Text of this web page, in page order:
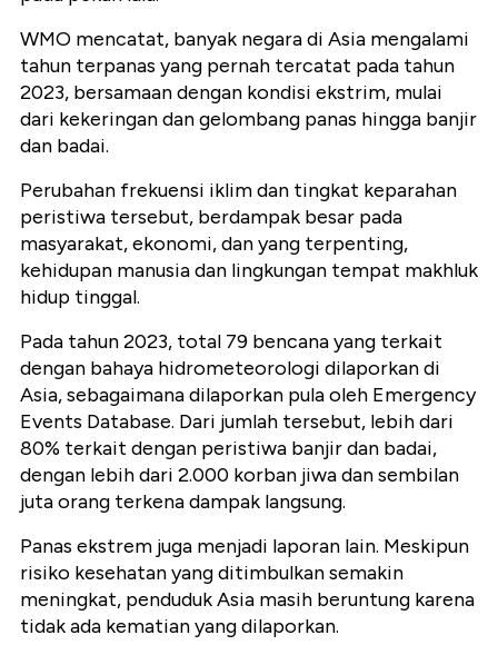
WMO mencatat, banyak negara di Asia mengalami
tahun terpanas yang pernah tercatat pada tahun
2023, bersamaan dengan kondisi ekstrim, mulai
dari kekeringan dan gelombang panas hingga banjir
dan badai.
Perubahan frekuensi iklim dan tingkat keparahan
peristiwa tersebut, berdampak besar pada
masyarakat, ekonomi, dan yang terpenting,
kehidupan manusia dan lingkungan tempat makhluk
hidup tinggal.
Pada tahun 2023, total 79 bencana yang terkait
dengan bahaya hidrometeorologi dilaporkan di
Asia, sebagaimana dilaporkan pula oleh Emergency
Events Database. Dari jumlah tersebut, lebih dari
80% terkait dengan peristiwa banjir dan badai,
dengan lebih dari 2.000 korban jiwa dan sembilan
juta orang terkena dampak langsung.
Panas ekstrem juga menjadi laporan lain. Meskipun
risiko kesehatan yang ditimbulkan semakin
meningkat, penduduk Asia masih beruntung karena
tidak ada kematian yang dilaporkan.